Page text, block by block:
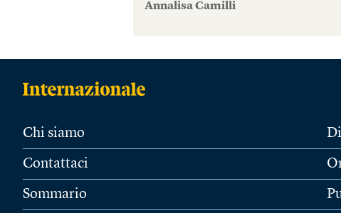
Annalisa Camilli
Chi siamo
Contattaci
Sommario